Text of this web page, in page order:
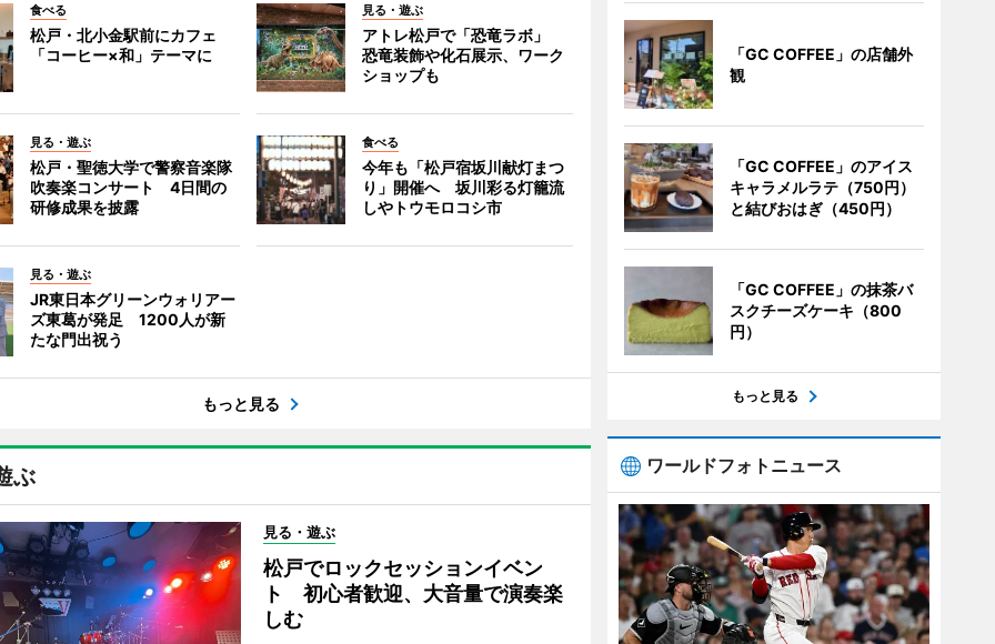
食べる
松戸・北小金駅前にカフェ
「コーヒー×和」テーマに
見る・遊ぶ
アトレ松戸で「恐竜ラボ」
恐竜装飾や化石展示、ワーク
ショップも
見る・遊ぶ
松戸・聖徳大学で警察音楽隊
吹奏楽コンサート 4日間の
研修成果を披露
食べる
今年も「松戸宿坂川献灯まつ
り」開催へ 坂川彩る灯籠流
しやトウモロコシ市
見る・遊ぶ
JR東日本グリーンウォリアー
ズ東葛が発足 1200人が新
たな門出祝う
もっと見る
ぶ
見る・遊ぶ
松戸でロックセッションイベン
ト 初心者歓迎、大音量で演奏楽
しむ
「GC COFFEE」の店舗外
観
「GC COFFEE」のアイス
キャラメルラテ（750円）
と結びおはぎ（450円）
「GC COFFEE」の抹茶バ
スクチーズケーキ（800
円）
もっと見る
ワールドフォトニュース